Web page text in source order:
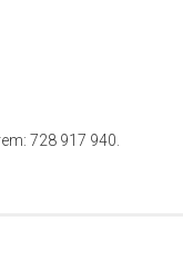
728 917 940.